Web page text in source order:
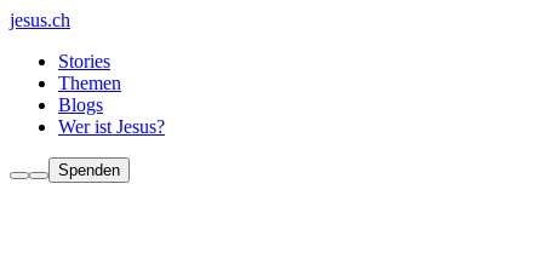
jesus.ch
Stories
Themen
Blogs
Wer ist Jesus?
Spenden